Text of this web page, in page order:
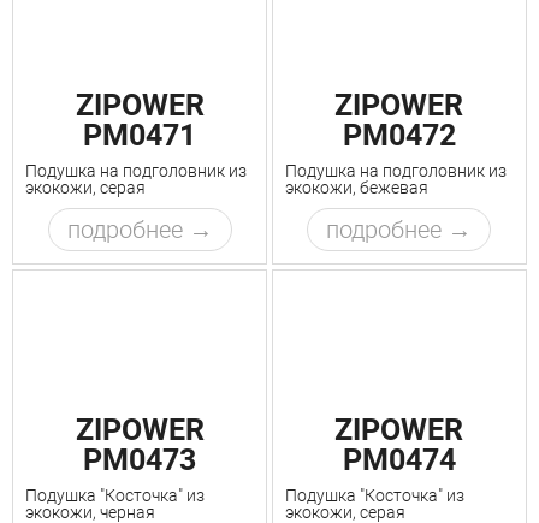
ZIPOWER
PM0471
Подушка на подголовник из
экокожи, серая
подробнее
ZIPOWER
PM0472
Подушка на подголовник из
экокожи, бежевая
подробнее
ZIPOWER
PM0473
Подушка "Косточка" из
экокожи, черная
ZIPOWER
PM0474
Подушка "Косточка" из
экокожи, серая